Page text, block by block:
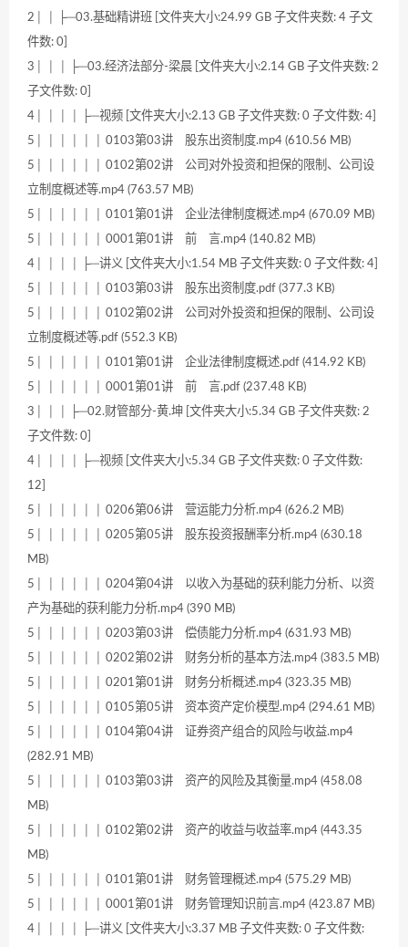
2│ │ ├─03.基础精讲班 [文件夹大小:24.99 GB 子文件夹数: 4 子文
件数: 0]
3│ │ │ ├─03.经济法部分-梁晨 [文件夹大小:2.14 GB 子文件夹数: 2
子文件数: 0]
4│ │ │ │ ├─视频 [文件夹大小:2.13 GB 子文件夹数: 0 子文件数: 4]
5│ │ │ │ │ │ 0103第03讲 股东出资制度.mp4 (610.56 MB)
5│ │ │ │ │ │ 0102第02讲 公司对外投资和担保的限制、公司设
立制度概述等.mp4 (763.57 MB)
5│ │ │ │ │ │ 0101第01讲 企业法律制度概述.mp4 (670.09 MB)
5│ │ │ │ │ │ 0001第01讲 前 言.mp4 (140.82 MB)
4│ │ │ │ ├─讲义 [文件夹大小:1.54 MB 子文件夹数: 0 子文件数: 4]
5│ │ │ │ │ │ 0103第03讲 股东出资制度.pdf (377.3 KB)
5│ │ │ │ │ │ 0102第02讲 公司对外投资和担保的限制、公司设
立制度概述等.pdf (552.3 KB)
5│ │ │ │ │ │ 0101第01讲 企业法律制度概述.pdf (414.92 KB)
5│ │ │ │ │ │ 0001第01讲 前 言.pdf (237.48 KB)
3│ │ │ ├─02.财管部分-黄.坤 [文件夹大小:5.34 GB 子文件夹数: 2
子文件数: 0]
4│ │ │ │ ├─视频 [文件夹大小:5.34 GB 子文件夹数: 0 子文件数:
12]
5│ │ │ │ │ │ 0206第06讲 营运能力分析.mp4 (626.2 MB)
5│ │ │ │ │ │ 0205第05讲 股东投资报酬率分析.mp4 (630.18
MB)
5│ │ │ │ │ │ 0204第04讲 以收入为基础的获利能力分析、以资
产为基础的获利能力分析.mp4 (390 MB)
5│ │ │ │ │ │ 0203第03讲 偿债能力分析.mp4 (631.93 MB)
5│ │ │ │ │ │ 0202第02讲 财务分析的基本方法.mp4 (383.5 MB)
5│ │ │ │ │ │ 0201第01讲 财务分析概述.mp4 (323.35 MB)
5│ │ │ │ │ │ 0105第05讲 资本资产定价模型.mp4 (294.61 MB)
5│ │ │ │ │ │ 0104第04讲 证券资产组合的风险与收益.mp4
(282.91 MB)
5│ │ │ │ │ │ 0103第03讲 资产的风险及其衡量.mp4 (458.08
MB)
5│ │ │ │ │ │ 0102第02讲 资产的收益与收益率.mp4 (443.35
MB)
5│ │ │ │ │ │ 0101第01讲 财务管理概述.mp4 (575.29 MB)
5│ │ │ │ │ │ 0001第01讲 财务管理知识前言.mp4 (423.87 MB)
4│ │ │ │ ├─讲义 [文件夹大小:3.37 MB 子文件夹数: 0 子文件数: